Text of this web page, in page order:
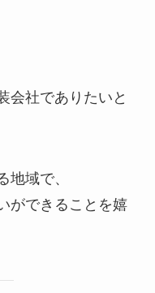
会社でありたいと
地域で、
ができることを嬉